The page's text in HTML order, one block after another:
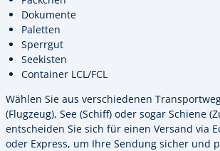
Dokumente
Paletten
Sperrgut
Seekisten
Container LCL/FCL
Wählen Sie aus verschiedenen
(Flugzeug), See (Schiff) oder sogar Schiene
entscheiden Sie sich für einen Versand via
oder Express, um Ihre Sendung sicher und